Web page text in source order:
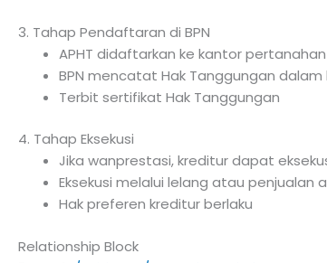
3. Tahap Pendaftaran di BPN
APHT didaftarkan ke kantor pertanahan
BPN mencatat Hak Tanggungan
Terbit sertifikat Hak Tanggungan
4. Tahap Eksekusi
Jika wanprestasi, kreditur dapat
Eksekusi melalui lelang atau penjualan
Hak preferen kreditur berlaku
Relationship Block